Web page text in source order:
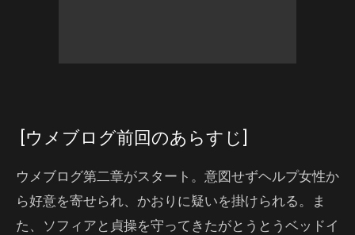
[ウメブログ前回のあらすじ]
ウメブログ第二章がスタート。意図せずヘルプ女性か
ら好意を寄せられ、かおりに疑いを掛けられる。ま
た、ソフィアと貞操を守ってきたがとうとうベッドイ